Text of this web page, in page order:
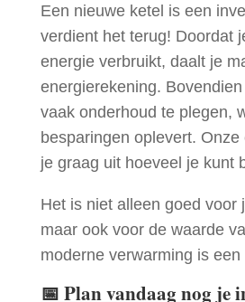
Een nieuwe ketel is een
verdient het terug! Doordat
energie verbruikt, daalt je
energierekening.
vaak onderhoud te plegen,
besparingen oplevert. Onze
je graag uit hoeveel je kunt
Het is niet alleen goed voor
maar ook voor de waarde
moderne verwarming is een
📅 Plan vandaag nog je